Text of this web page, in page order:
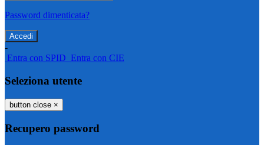
Password dimenticata?
-
Entra con SPID Entra con CIE
Seleziona utente
button close ×
Recupero password